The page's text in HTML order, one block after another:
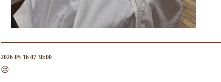
2026-05-16 07:30:00
😢